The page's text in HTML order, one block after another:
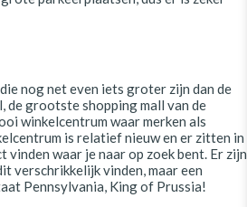
nog net even iets groter zijn dan de
de grootste shopping mall van de
winkelcentrum waar merken als
is relatief nieuw en er zitten in
waar je naar op zoek bent. Er zijn
verschrikkelijk vinden, maar een
Pennsylvania, King of Prussia!